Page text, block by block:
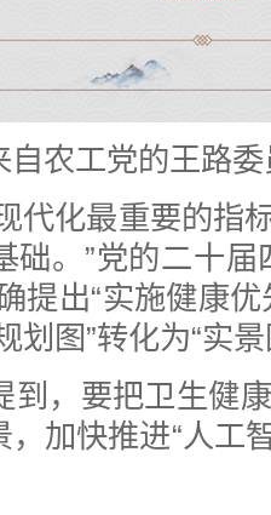
农工党的王路委
化最重要的指
础。”党的二十届
提出“实施健康
划图”转化为“实景
，要把卫生健康
加快推进“人工